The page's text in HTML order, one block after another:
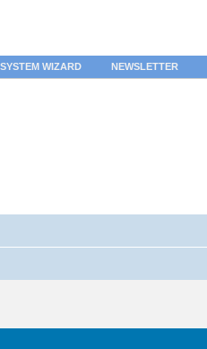
WIZARD NEWSLETTER